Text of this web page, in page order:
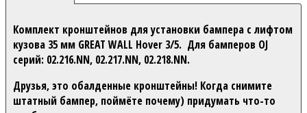
Комплект кронштейнов для установки бампера с лифтом
кузова 35 мм GREAT WALL Hover 3/5. Для бамперов OJ
серий: 02.216.NN, 02.217.NN, 02.218.NN.
Друзья, это обалденные кронштейны! Когда снимите
штатный бампер, поймёте почему) придумать что-то